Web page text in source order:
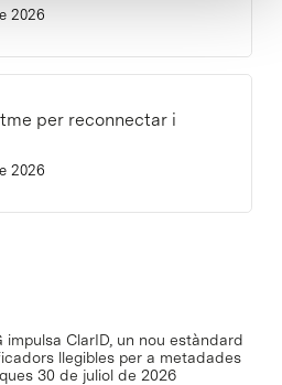
2026
per reconnectar i
2026
impulsa ClarID, un nou estàndard
llegibles per a metadades
30 de juliol de 2026